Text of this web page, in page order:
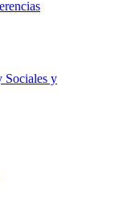
Sociales y